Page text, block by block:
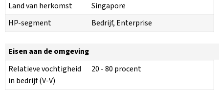
Land van herkomst
Singapore
HP-segment
Bedrijf, Enterprise
Eisen aan de omgeving
Relatieve vochtigheid
in bedrijf (V-V)
20 - 80 procent